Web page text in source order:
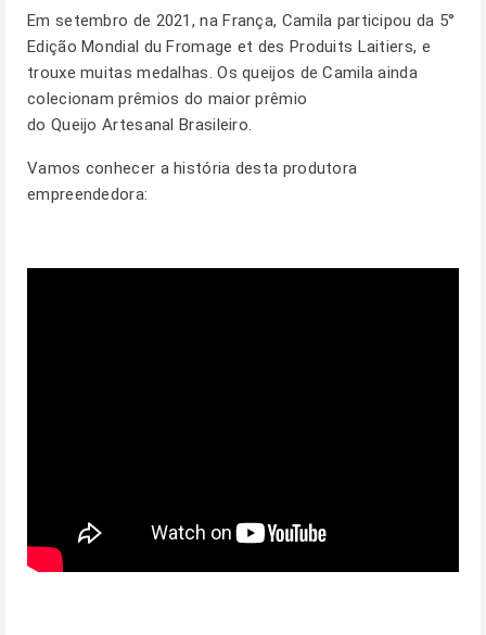
Em setembro de 2021, na França, Camila participou da 5°
Edição Mondial du Fromage et des Produits Laitiers, e
trouxe muitas medalhas. Os queijos de Camila ainda
colecionam prêmios do maior prêmio
do Queijo Artesanal Brasileiro.
Vamos conhecer a história desta produtora
empreendedora: